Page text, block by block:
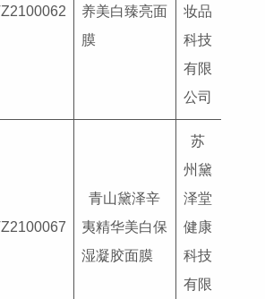
养美白臻亮面
膜
妆品
科技
有限
公司
青山黛泽辛
夷精华美白保
湿凝胶面膜
苏
州黛
泽堂
健康
科技
有限